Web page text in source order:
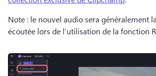
Note : le nouvel audio sera généralement
écoutée lors de l’utilisation de la fonction